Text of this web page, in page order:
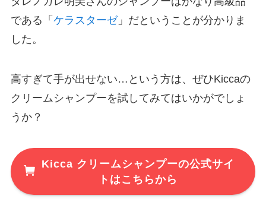
である「 ケラスターゼ」だということが分かりま
した。
高すぎて手が出せない…という方は、ぜひKiccaの
クリームシャンプーを試してみてはいかがでしょ
うか？
Kicca クリームシャンプーの公式サイ
トはこちらから